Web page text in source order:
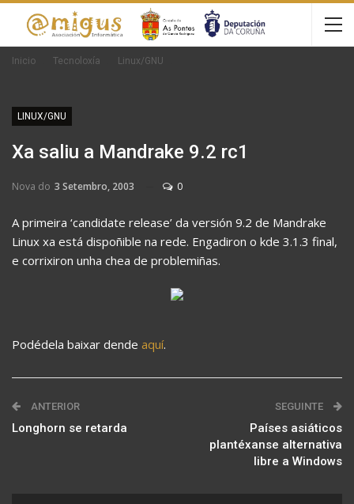
Inicio Tecnoloxía Linux/GNU
LINUX/GNU
Xa saliu a Mandrake 9.2 rc1
Nova do 3 Setembro, 2003 0
A primeira ‘candidate release’ da versión 9.2 de Mandrake
Linux xa está dispoñible na rede. Engadiron o kde 3.1.3 final,
e corrixiron unha chea de problemiñas.
Podédela baixar dende aquí.
ANTERIOR
Longhorn se retarda
SEGUINTE
Países asiáticos
plantéxanse alternativa
libre a Windows